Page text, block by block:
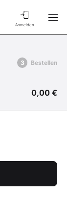
Anmelden
Bestellen
0,00 €